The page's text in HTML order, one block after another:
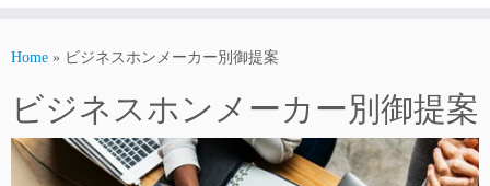
Home » ビジネスホンメーカー別御提案
ビジネスホンメーカー別御提案